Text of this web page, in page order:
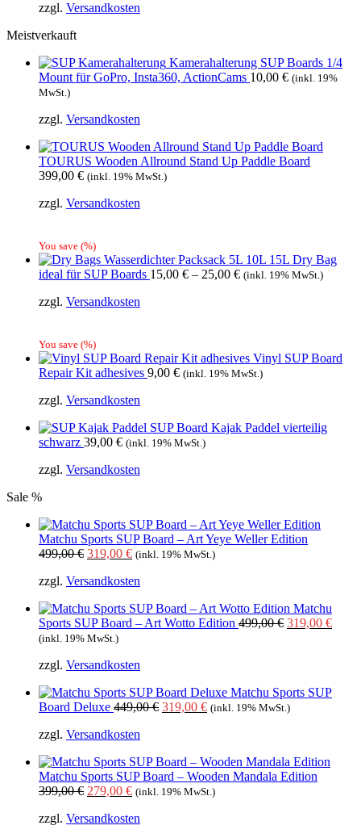
war:
ist:
zzgl. Versandkosten
Meistverkauft
Kamerahalterung SUP Boards 1/4
Mount für GoPro, Insta360, ActionCams 10,00 € (inkl. 19%
MwSt.)
zzgl. Versandkosten
TOURUS Wooden Allround Stand Up Paddle Board
399,00 € (inkl. 19% MwSt.)
zzgl. Versandkosten
You save (%)
Wasserdichter Packsack 5L 10L 15L Dry Bag
ideal für SUP Boards 15,00 € – 25,00 € (inkl. 19% MwSt.)
zzgl. Versandkosten
You save (%)
Vinyl SUP Board
Repair Kit adhesives 9,00 € (inkl. 19% MwSt.)
zzgl. Versandkosten
SUP Board Kajak Paddel vierteilig
schwarz 39,00 € (inkl. 19% MwSt.)
zzgl. Versandkosten
Sale %
Matchu Sports SUP Board – Art Yeye Weller Edition
499,00€ Ursprünglicher
war:
319,00 €Aktueller
ist:
(inkl. 19% MwSt.)
zzgl. Versandkosten
Matchu
Sports SUP Board – Art Wotto Edition 499,00€ 319,00 €
(inkl. 19% MwSt.)
zzgl. Versandkosten
Matchu Sports SUP
Board Deluxe 449,00€ Ursprünglicher
319,00 €Aktueller
(inkl. 19% MwSt.)
zzgl. Versandkosten
Matchu Sports SUP Board – Wooden Mandala Edition
399,00€ Ursprünglicher
war:
279,00 €Aktueller
ist:
(inkl. 19% MwSt.)
zzgl. Versandkosten